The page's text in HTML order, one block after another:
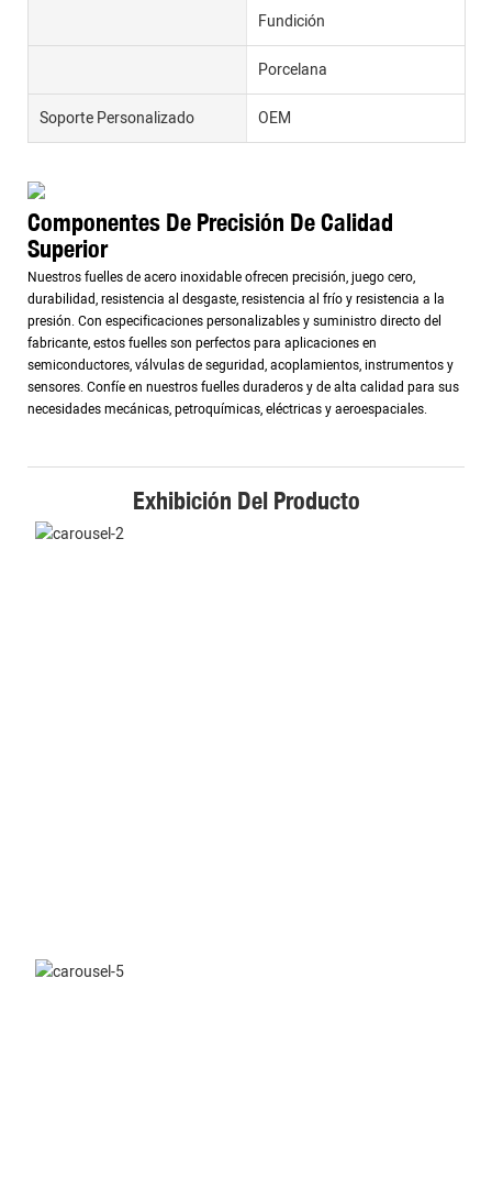
Fundición
Porcelana
Soporte Personalizado OEM
Componentes De Precisión De Calidad
Superior
Nuestros fuelles de acero inoxidable ofrecen precisión, juego cero,
durabilidad, resistencia al desgaste, resistencia al frío y resistencia a la
presión. Con especificaciones personalizables y suministro directo del
fabricante, estos fuelles son perfectos para aplicaciones en
semiconductores, válvulas de seguridad, acoplamientos, instrumentos y
sensores. Confíe en nuestros fuelles duraderos y de alta calidad para sus
necesidades mecánicas, petroquímicas, eléctricas y aeroespaciales.
Exhibición Del Producto